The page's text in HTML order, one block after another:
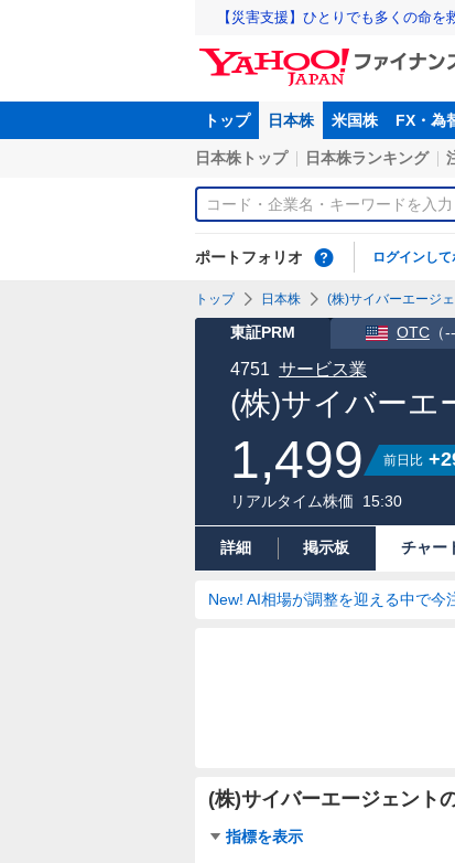
【災害支援】ひとりでも多くの命
トップ 日本株 米国株 FX・為
日本株トップ 日本株ランキング
ポートフォリオ ログインし
トップ 日本株 (株)サイバーエージ
東証PRM OTC （
(株)サイバーエ
4751 サービス業
1,499 前日比
リアルタイム株価 15:30
詳細 掲示板 チャー
New! AI相場が調整を迎える中で
(株)サイバーエージェント
チ 指標を表示